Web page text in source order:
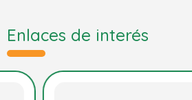
Enlaces de interés